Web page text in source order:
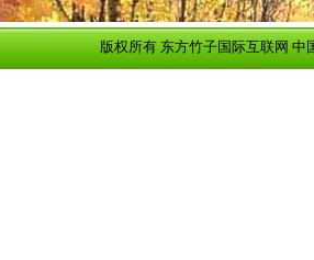
版权所有 东方竹子国际互联网 中